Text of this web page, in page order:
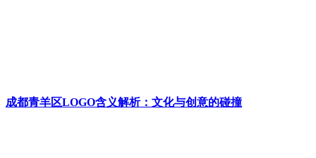
成都青羊区LOGO含义解析：文化与创意的碰撞